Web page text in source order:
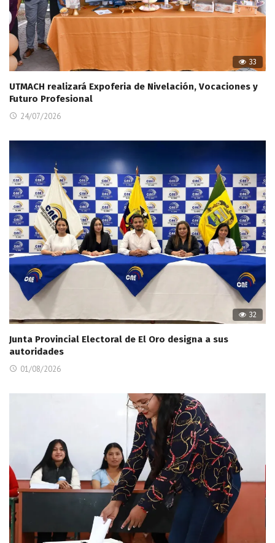
33
UTMACH realizará Expoferia de Nivelación, Vocaciones y
Futuro Profesional
24/07/2026
32
Junta Provincial Electoral de El Oro designa a sus
autoridades
01/08/2026